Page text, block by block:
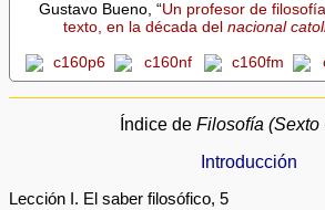
Gustavo Bueno, “Un profesor de
texto, en la década del nacional
Índice de Filosofía (Sexto
Introducción
Lección I. El saber filosófico, 5